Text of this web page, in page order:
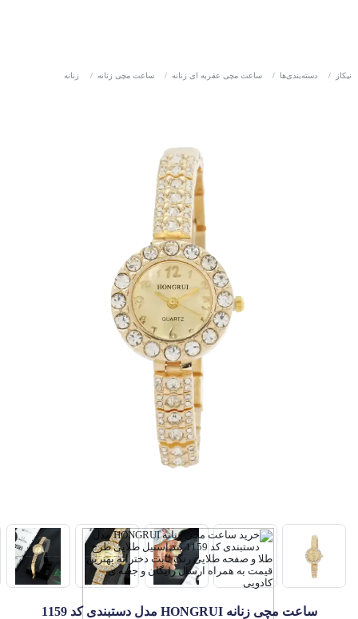
نیکاز / دسته‌بندی‌ها / ساعت مچی عقربه ای زنانه / ساعت مچی زنانه / زنانه
ساعت مچی زنانه HONGRUI مدل دستبندی کد 1159